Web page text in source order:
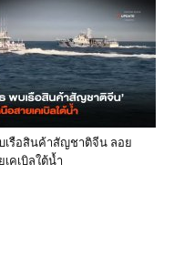
เรือสินค้าสัญชาติจีน ลอย
เคเบิลใต้น้ำ